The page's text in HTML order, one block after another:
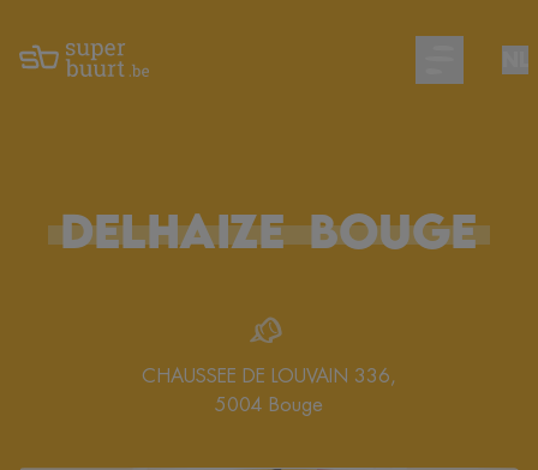
Open main
DELHAIZE BOUGE
CHAUSSEE DE LOUVAIN 336,
5004 Bouge